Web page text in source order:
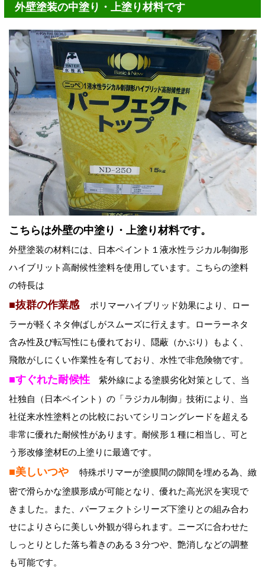
外壁塗装の中塗り・上塗り材料です
こちらは外壁の中塗り・上塗り材料です。
外壁塗装の材料には、日本ペイント１液水性ラジカル制御形
ハイブリット高耐候性塗料を使用しています。こちらの塗料
の特長は
■抜群の作業感
ポリマーハイブリッド効果により、ロー
ラーが軽くネタ伸ばしがスムーズに行えます。ローラーネタ
含み性及び転写性にも優れており、隠蔽（かぶり）もよく、
飛散がしにくい作業性を有しており、水性で非危険物です。
■すぐれた耐候性紫外線による塗膜劣化対策として、当
社独自（日本ペイント）の「ラジカル制御」技術により、当
社従来水性塗料との比較においてシリコングレードを超える
非常に優れた耐候性があります。耐候形１種に相当し、可と
う形改修塗材Eの上塗りに最適です。
■美しいつや
特殊ポリマーが塗膜間の隙間を埋める為、緻
密で滑らかな塗膜形成が可能となり、優れた高光沢を実現で
きました。また、パーフェクトシリーズ下塗りとの組み合わ
せによりさらに美しい外観が得られます。ニーズに合わせた
しっとりとした落ち着きのある３分つや、艶消しなどの調整
も可能です。